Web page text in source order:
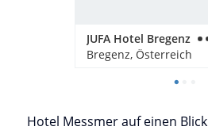
JUFA Hotel Bregenz
Bregenz, Österreich
Hotel Messmer auf einen Blick